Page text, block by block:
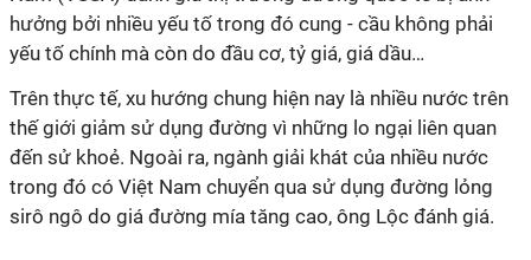
hưởng bởi nhiều yếu tố trong đó cung - cầu không phải
yếu tố chính mà còn do đầu cơ, tỷ giá, giá dầu…
Trên thực tế, xu hướng chung hiện nay là nhiều nước trên
thế giới giảm sử dụng đường vì những lo ngại liên quan
đến sử khoẻ. Ngoài ra, ngành giải khát của nhiều nước
trong đó có Việt Nam chuyển qua sử dụng đường lỏng
sirô ngô do giá đường mía tăng cao, ông Lộc đánh giá.